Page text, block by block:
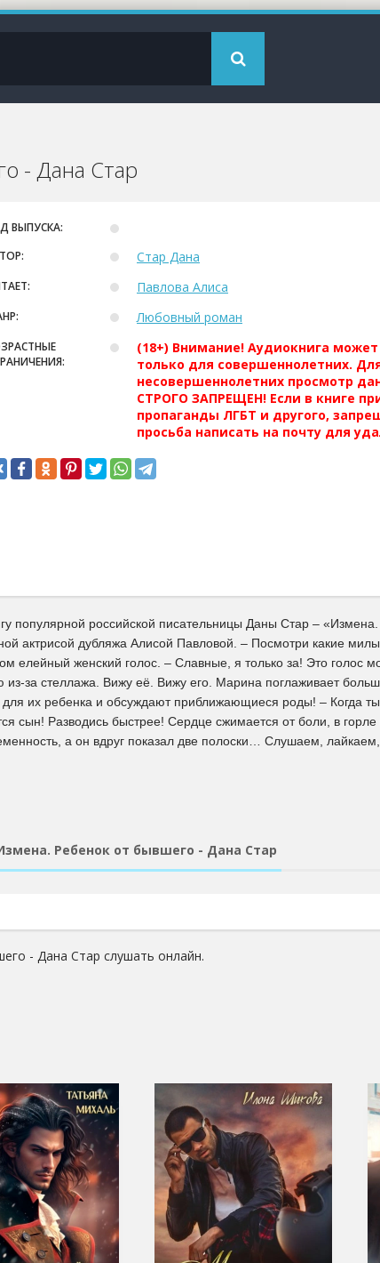
- Дана Стар
ВЫПУСКА:
Стар Дана
Павлова Алиса
Любовный роман
(18+) Внимание! Аудиокнига
только для совершеннолетних.
несовершеннолетних просмотр
СТРОГО ЗАПРЕЩЕН! Если в книге
пропаганды ЛГБТ и другого,
просьба написать на почту для
популярной российской писательницы Даны Стар –
актрисой дубляжа Алисой Павловой. – Посмотри какие
елейный женский голос. – Славные, я только за! Это голос
из-за стеллажа. Вижу её. Вижу его. Марина поглаживает
их ребенка и обсуждают приближающиеся роды! – Когда
сын! Разводись быстрее! Сердце сжимается от боли, в
а он вдруг показал две полоски… Слушаем,
Ребенок от бывшего - Дана Стар
- Дана Стар слушать онлайн.